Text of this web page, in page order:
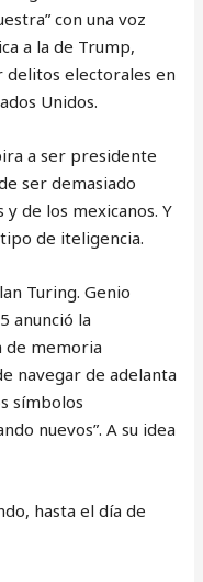
con una voz
a la de Trump,
delitos electorales en
Unidos.
a ser presidente
ser demasiado
de los mexicanos. Y
de iteligencia.
Turing. Genio
anunció la
de memoria
navegar de adelanta
símbolos
nuevos”. A su idea
hasta el día de